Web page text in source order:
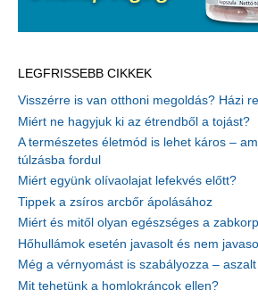
LEGFRISSEBB CIKKEK
Visszérre is van otthoni megoldás? Házi
Miért ne hagyjuk ki az étrendből a tojást?
A természetes életmód is lehet káros –
túlzásba fordul
Miért együnk olívaolajat lefekvés előtt?
Tippek a zsíros arcbőr ápolásához
Miért és mitől olyan egészséges a
Hőhullámok esetén javasolt és nem
Még a vérnyomást is szabályozza –
Mit tehetünk a homlokráncok ellen?